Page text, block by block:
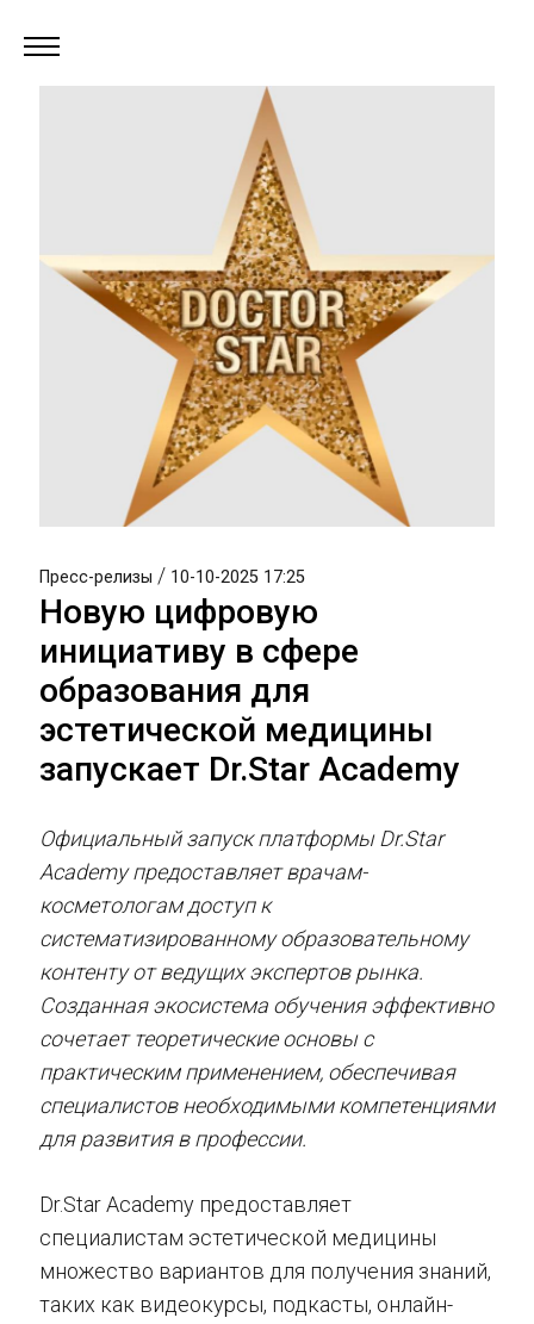
Пресс-релизы / 10-10-2025 17:25
Новую цифровую
инициативу в сфере
образования для
эстетической медицины
запускает Dr.Star Academy
Официальный запуск платформы Dr.Star
Academy предоставляет врачам-
косметологам доступ к
систематизированному образовательному
контенту от ведущих экспертов рынка.
Созданная экосистема обучения эффективно
сочетает теоретические основы с
практическим применением, обеспечивая
специалистов необходимыми компетенциями
для развития в профессии.
Dr.Star Academy предоставляет
специалистам эстетической медицины
множество вариантов для получения знаний,
таких как видеокурсы, подкасты, онлайн-